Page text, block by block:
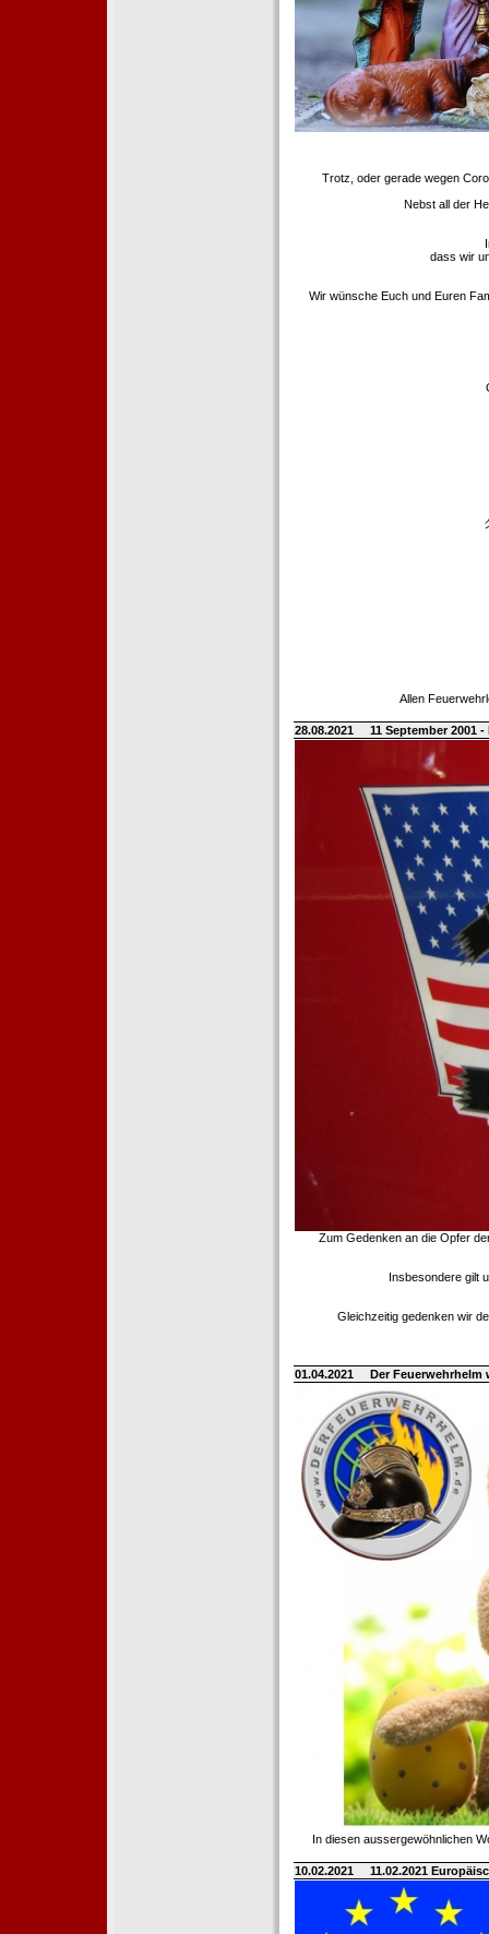
Trotz, oder gerade wegen
Nebst all der
dass wir
Wir wünsche Euch und Euren
Allen
28.08.2021 11 September 2001
Zum Gedenken an die Opfer
Insbesondere gilt
Gleichzeitig gedenken wir
01.04.2021 Der
In diesen aussergewöhnlichen
10.02.2021 11.02.2021